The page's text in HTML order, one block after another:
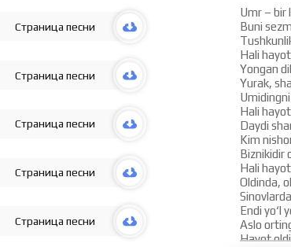
Страница песни
Страница песни
Страница песни
Страница песни
Страница песни
Umr – bir
Buni
Hali
Yongan
Yurak,
Hali
Daydi
Kim
Biznikidir
Hali
Oldinda,
Endi yo‘l
Aslo
Hayot